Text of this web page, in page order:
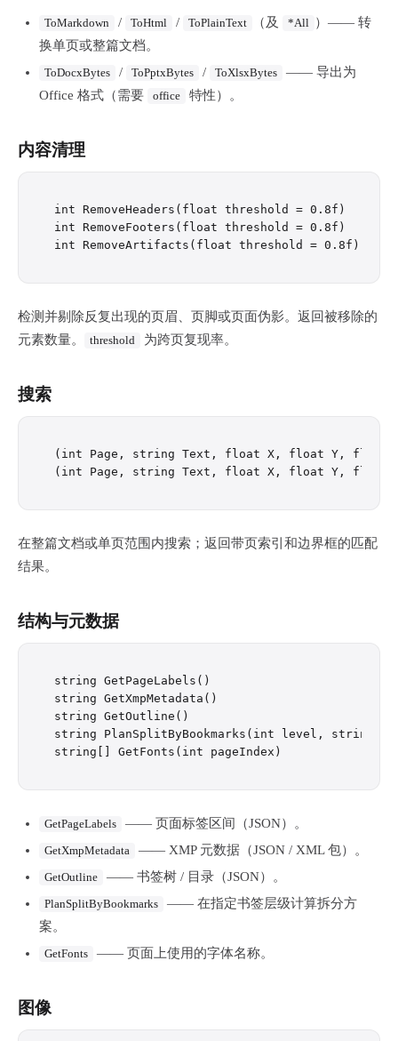
ToMarkdown / ToHtml / ToPlainText （及 *All ）—— 转
换单页或整篇文档。
ToDocxBytes / ToPptxBytes / ToXlsxBytes
—— 导出为
Office 格式（需要
office 特性）。
内容清理
int RemoveHeaders(float threshold = 0.8f)
int RemoveFooters(float threshold = 0.8f)
检测并剔除反复出现的页眉、页脚或页面伪影。返回被移除的
元素数量。
threshold 为跨页复现率。
搜索
(int Page, string Text, float X, float Y, float
在整篇文档或单页范围内搜索；返回带页索引和边界框的匹配
结果。
结构与元数据
string GetPageLabels()
string GetXmpMetadata()
string GetOutline()
string PlanSplitByBookmarks(int level, string?
GetPageLabels —— 页面标签区间（JSON）。
GetXmpMetadata —— XMP 元数据（JSON / XML 包）。
GetOutline —— 书签树 / 目录（JSON）。
PlanSplitByBookmarks
—— 在指定书签层级计算拆分方
案。
GetFonts —— 页面上使用的字体名称。
图像